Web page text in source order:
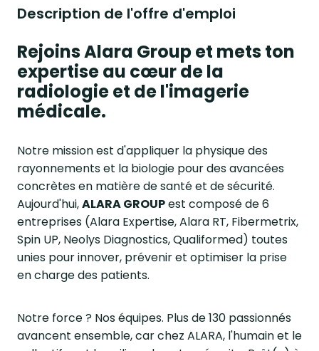
Description de l'offre d'emploi
Rejoins Alara Group et mets ton
expertise au cœur de la
radiologie et de l'imagerie
médicale.
Notre mission est d'appliquer la physique des
rayonnements et la biologie pour des avancées
concrètes en matière de santé et de sécurité.
Aujourd'hui,ALARA GROUPest composé de 6
entreprises (Alara Expertise, Alara RT, Fibermetrix,
Spin UP, Neolys Diagnostics, Qualiformed) toutes
unies pour innover, prévenir et optimiser la prise
en charge des patients.
Notre force ? Nos équipes. Plus de 130 passionnés
avancent ensemble, car chez ALARA, l'humain et le